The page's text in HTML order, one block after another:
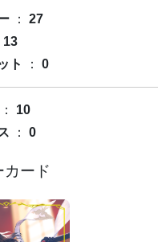
： 27
13
ト
： 0
10
： 0
カード